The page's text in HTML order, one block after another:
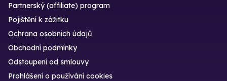
Partnerský (affiliate) program
Pojištění k zážitku
Ochrana osobních údajů
Obchodní podmínky
Odstoupení od smlouvy
Prohlášení o používání cookies